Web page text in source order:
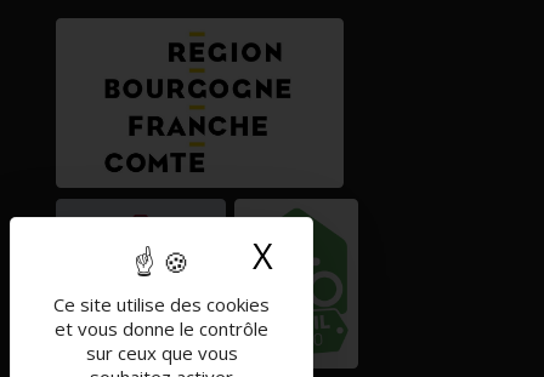
Ce site utilise des cookies
et vous donne le contrôle
sur ceux que vous
X Masquer le